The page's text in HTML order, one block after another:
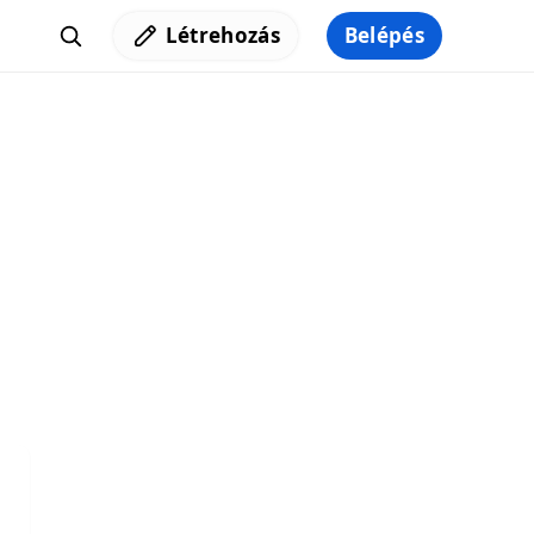
Létrehozás Belépés